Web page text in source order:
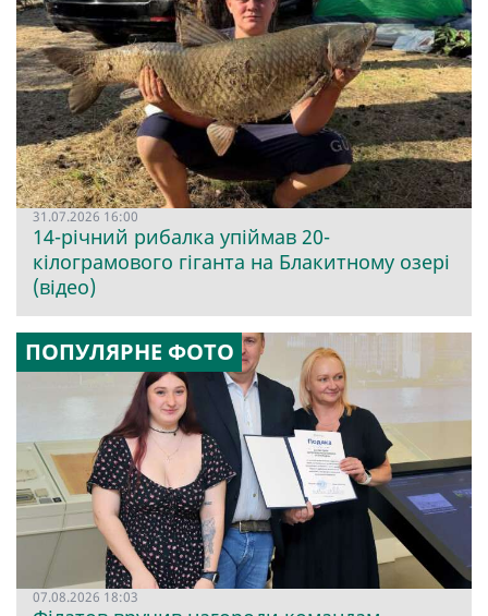
31.07.2026 16:00
14-річний рибалка упіймав 20-
кілограмового гіганта на Блакитному озері
(відео)
ПОПУЛЯРНЕ ФОТО
07.08.2026 18:03